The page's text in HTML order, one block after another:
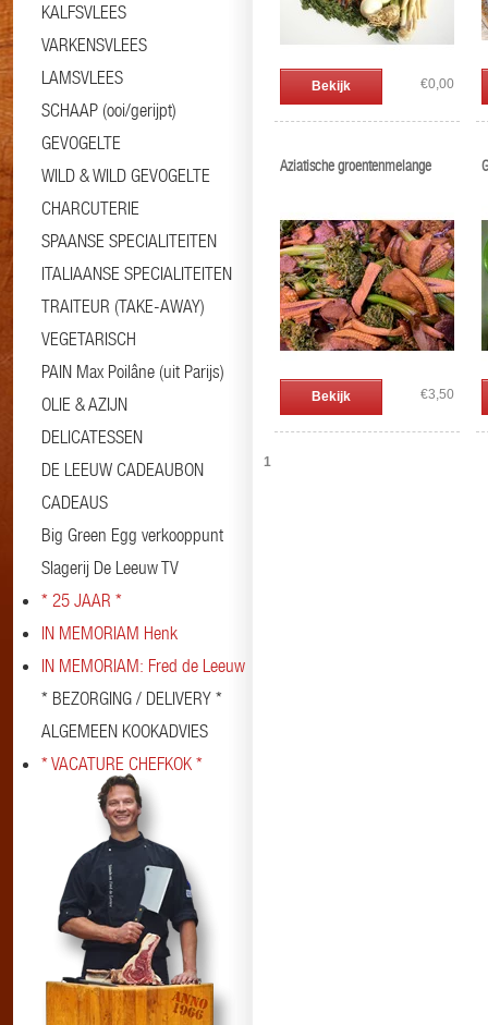
KALFSVLEES
VARKENSVLEES
LAMSVLEES
SCHAAP (ooi/gerijpt)
GEVOGELTE
WILD & WILD GEVOGELTE
CHARCUTERIE
SPAANSE SPECIALITEITEN
ITALIAANSE SPECIALITEITEN
TRAITEUR (TAKE-AWAY)
VEGETARISCH
PAIN Max Poilâne (uit Parijs)
OLIE & AZIJN
DELICATESSEN
DE LEEUW CADEAUBON
CADEAUS
Big Green Egg verkooppunt
Slagerij De Leeuw TV
* 25 JAAR *
IN MEMORIAM Henk
IN MEMORIAM: Fred de Leeuw
* BEZORGING / DELIVERY *
ALGEMEEN KOOKADVIES
* VACATURE CHEFKOK *
Bekijk €0,00
Aziatische groentenmelange
Bekijk €3,50
1